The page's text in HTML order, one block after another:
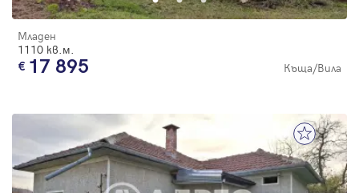
Младен
1110 кв.м.
17 895 Къща/Вила